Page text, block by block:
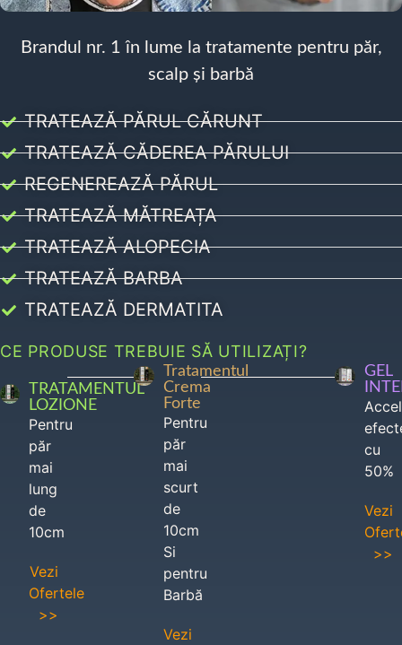
Brandul nr. 1 în lume la tratamente pentru păr,
scalp și barbă
TRATEAZĂ PĂRUL CĂRUNT
TRATEAZĂ CĂDEREA PĂRULUI
REGENEREAZĂ PĂRUL
TRATEAZĂ MĂTREAȚA
TRATEAZĂ ALOPECIA
TRATEAZĂ BARBA
TRATEAZĂ DERMATITA
CE PRODUSE TREBUIE SĂ UTILIZAȚI?
TRATAMENTUL
LOZIONE
Pentru
păr
mai
lung
de
10cm
Vezi
Ofertele
>>
Tratamentul
Crema
Forte
Pentru
păr
mai
scurt
de
10cm
Si
pentru
Barbă
Vezi
GEL
cu
50%
Vezi
>>